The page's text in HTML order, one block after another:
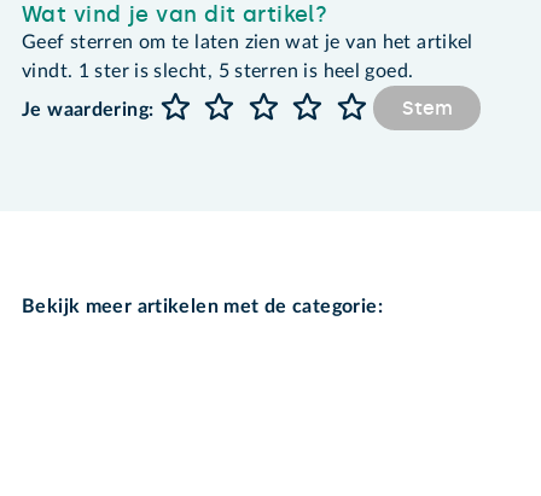
Wat vind je van dit artikel?
Geef sterren om te laten zien wat je van het artikel
vindt. 1 ster is slecht, 5 sterren is heel goed.
Je waardering:
Stem
Bekijk meer artikelen met de categorie: